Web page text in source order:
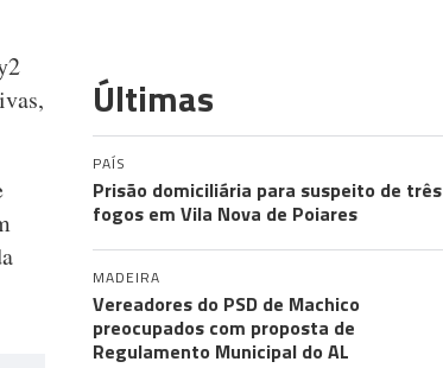
Últimas
PAÍS
Prisão domiciliária para suspeito de três
fogos em Vila Nova de Poiares
MADEIRA
Vereadores do PSD de Machico
preocupados com proposta de
Regulamento Municipal do AL